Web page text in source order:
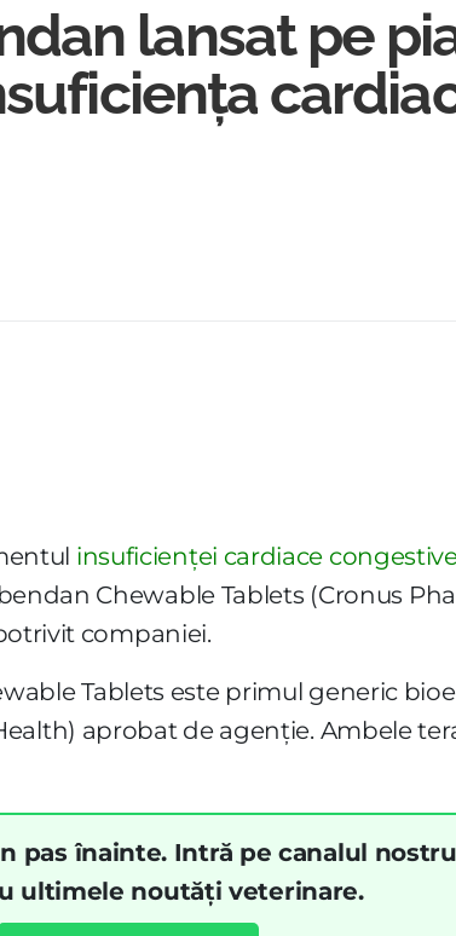
lansat pe
insuficienței cardiace
Chewable Tablets (Cronus
companiei.
Tablets este primul generic
aprobat de agenție. Ambele
înainte. Intră pe canalul
ultimele noutăți veterinare.